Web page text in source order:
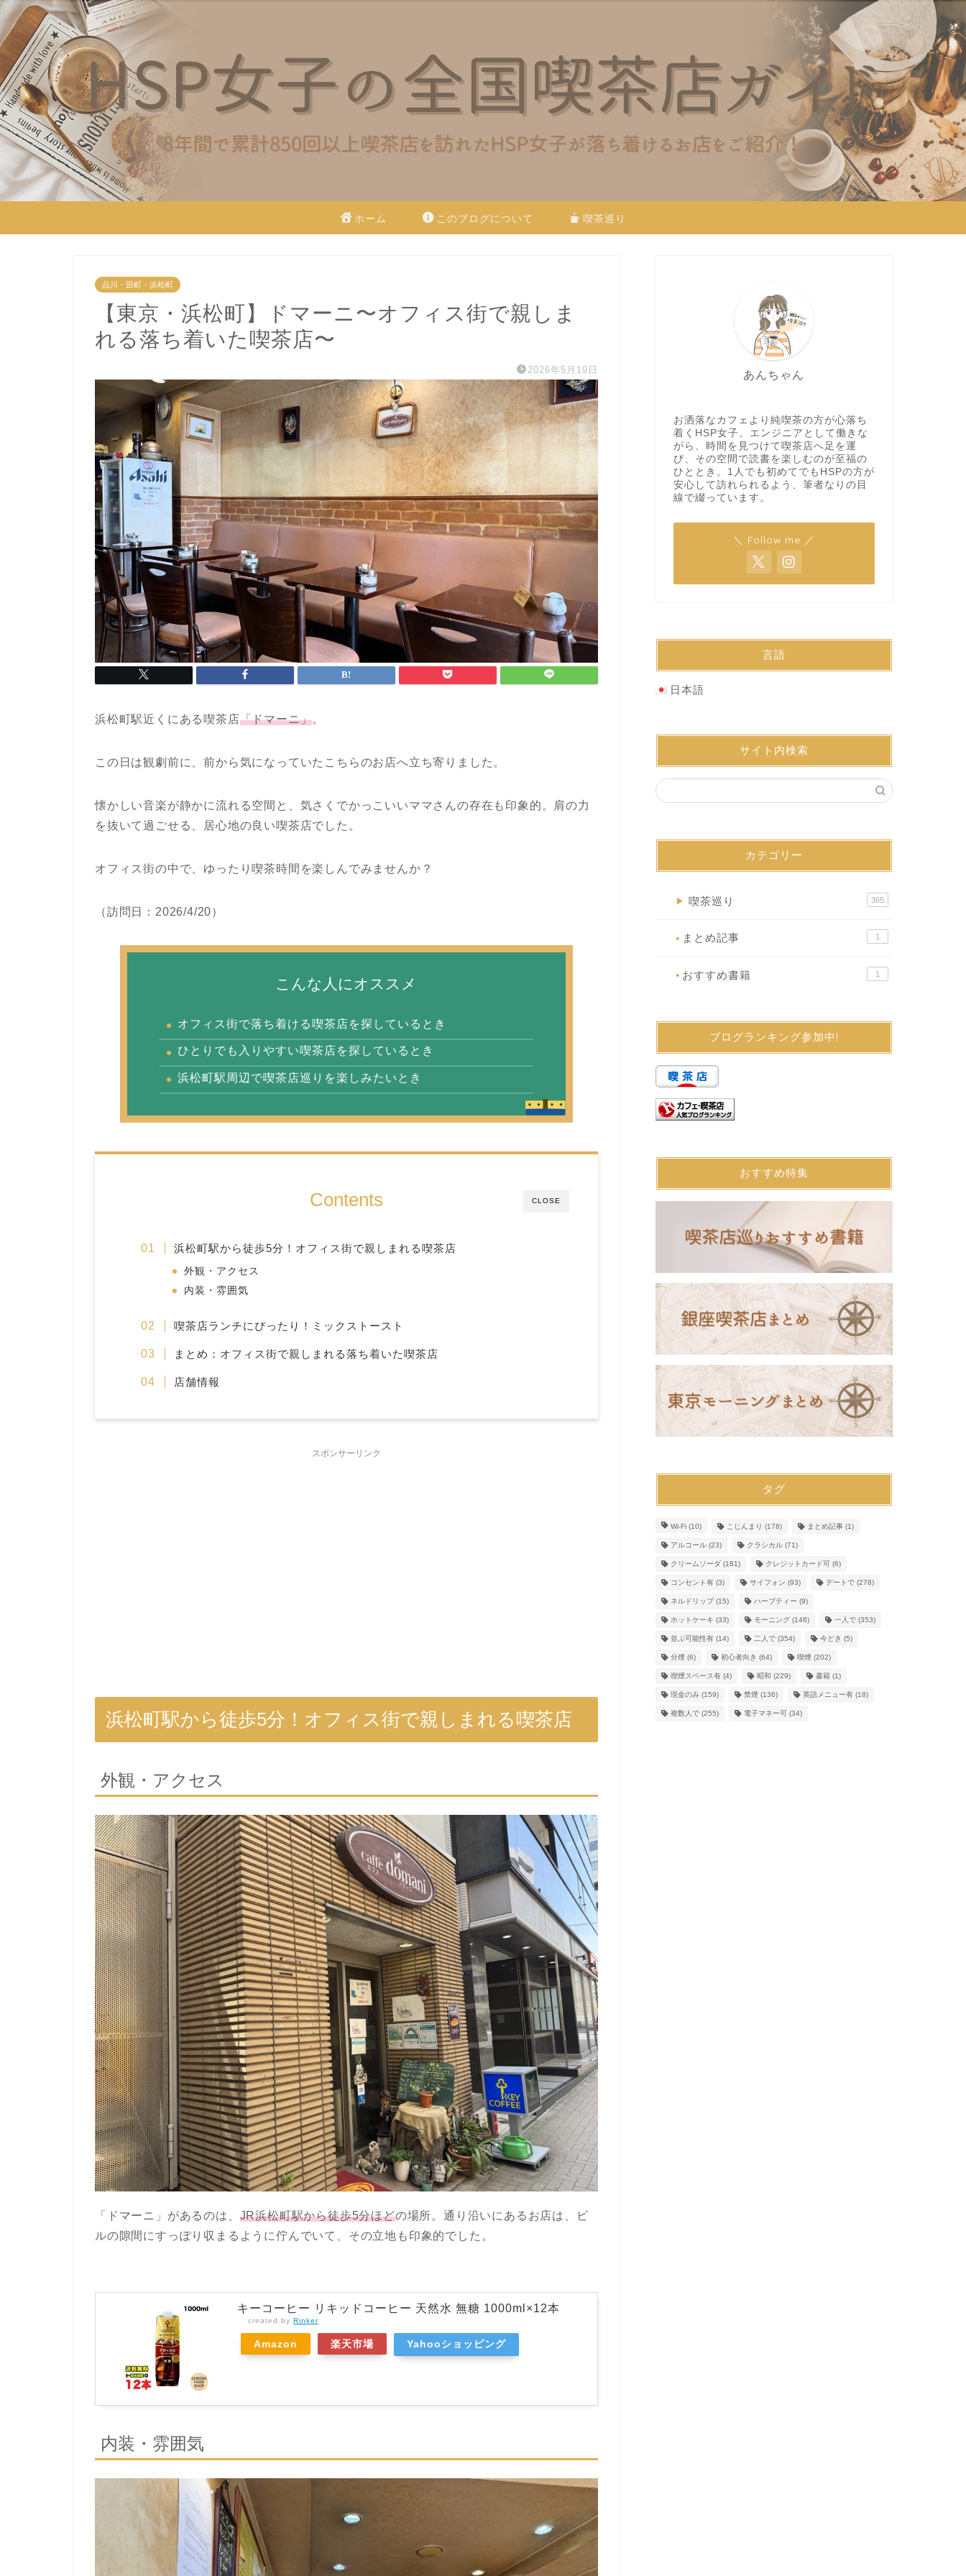
ホーム このブログについて 喫茶巡り
品川・田町・浜松町
【東京・浜松町】ドマーニ〜オフィス街で親しま
れる落ち着いた喫茶店〜
2026年5月19日
浜松町駅近くにある喫茶店「ドマーニ」。
この日は観劇前に、前から気になっていたこちらのお店へ立ち寄りました。
懐かしい音楽が静かに流れる空間と、気さくでかっこいいママさんの存在も印象的。肩の力
を抜いて過ごせる、居心地の良い喫茶店でした。
オフィス街の中で、ゆったり喫茶時間を楽しんでみませんか？
（訪問日：2026/4/20）
こんな人にオススメ
オフィス街で落ち着ける喫茶店を探しているとき
ひとりでも入りやすい喫茶店を探しているとき
浜松町駅周辺で喫茶店巡りを楽しみたいとき
CLOSE
Contents
浜松町駅から徒歩5分！オフィス街で親しまれる喫茶店
外観・アクセス
内装・雰囲気
喫茶店ランチにぴったり！ミックストースト
まとめ：オフィス街で親しまれる落ち着いた喫茶店
店舗情報
スポンサーリンク
浜松町駅から徒歩5分！オフィス街で親しまれる喫茶店
外観・アクセス
「ドマーニ」があるのは、 JR浜松町駅から徒歩5分ほどの場所。通り沿いにあるお店は、ビ
ルの隙間にすっぽり収まるように佇んでいて、その立地も印象的でした。
キーコーヒー リキッドコーヒー 天然水 無糖 1000ml×12本
created by Rinker
Amazon 楽天市場 Yahooショッピング
内装・雰囲気
あんちゃん
お洒落なカフェより純喫茶の方が心落ち
着くHSP女子。エンジニアとして働きな
がら、時間を見つけて喫茶店へ足を運
び、その空間で読書を楽しむのが至福の
ひととき。1人でも初めてでもHSPの方が
安心して訪れられるよう、筆者なりの目
線で綴っています。
＼ Follow me ／
言語
日本語
サイト内検索
カテゴリー
▶ 喫茶巡り 365
● まとめ記事 1
● おすすめ書籍 1
ブログランキング参加中!
おすすめ特集
タグ
Wi-Fi(10) こじんまり (178) まとめ記事(1)
アルコール(23) クラシカル(71)
クリームソーダ(181) クレジットカード可(6)
コンセント有(3) サイフォン (93) デートで(278)
ネルドリップ(15) ハーブティー (9)
ホットケーキ (33) モーニング(146) 一人で(353)
並ぶ可能性有(14) 二人で(354) 今どき (5)
分煙(6) 初心者向き (64) 喫煙(202)
喫煙スペース有(4) 昭和 (229) 書籍(1)
現金のみ(159) 禁煙(136) 英語メニュー有(18)
複数人で(255) 電子マネー可(34)